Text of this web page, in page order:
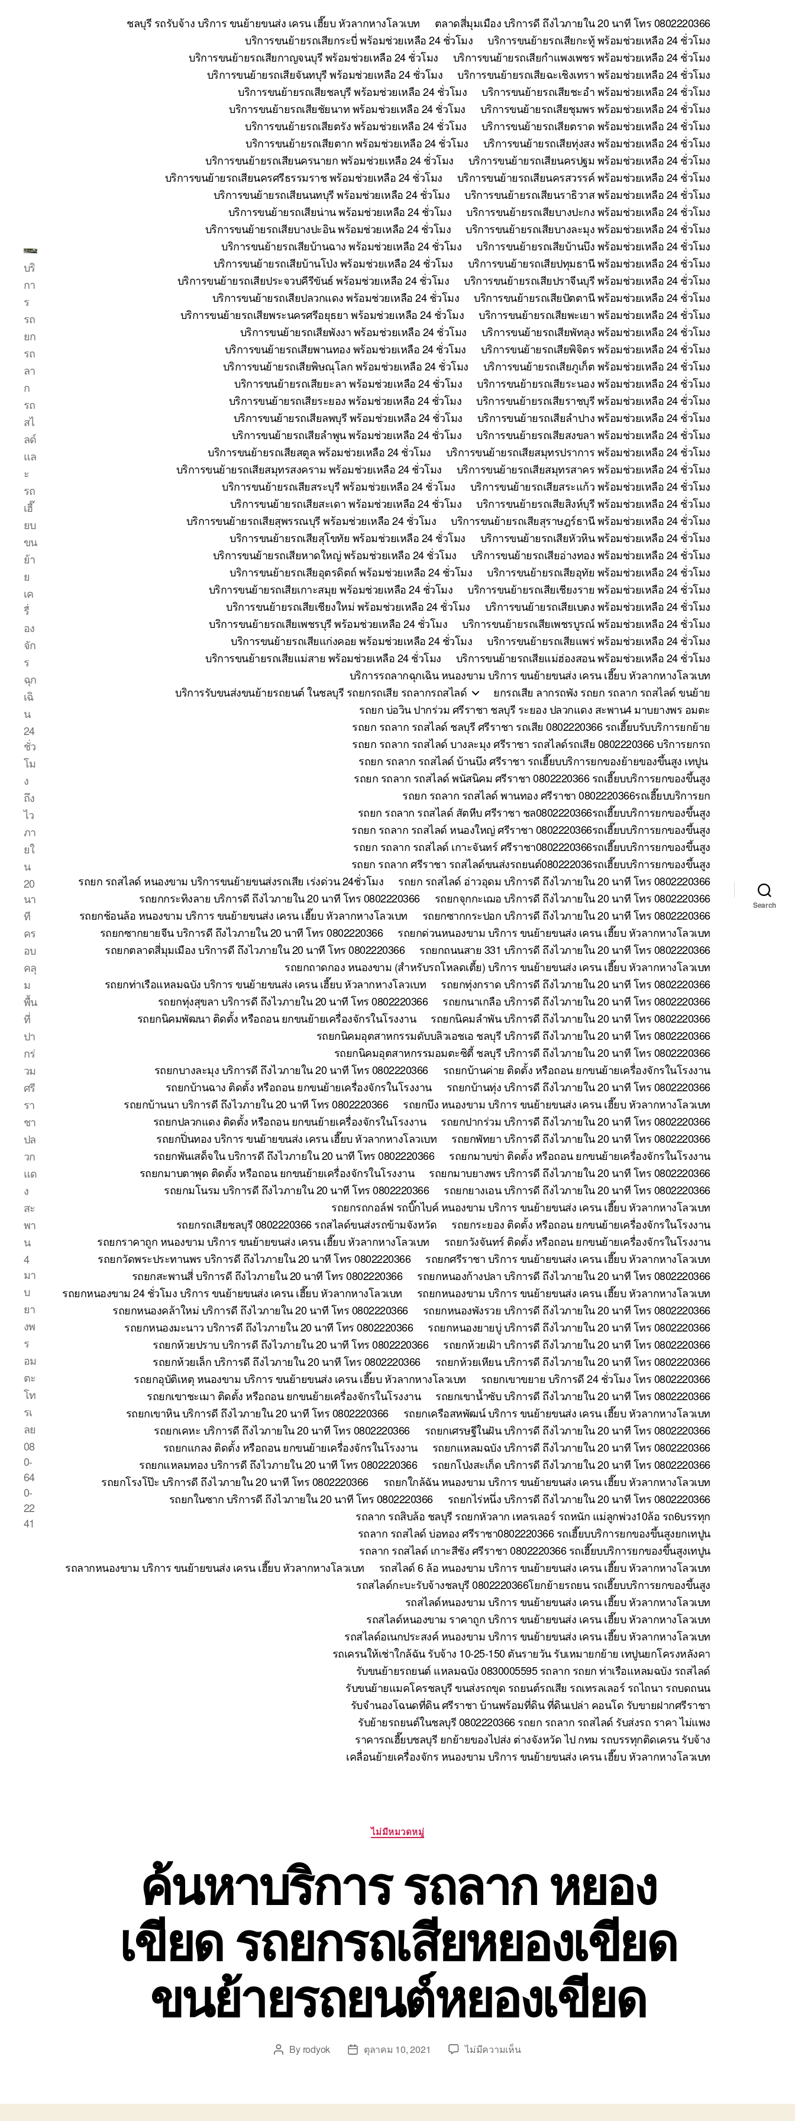
โต้ง
รถยก
บ่อ
วิน
ปาก
ร่วม
ศรีราชา
|
รถ
สไลด์
รถ
เฮี๊ยบ
24
ชม.
บริ
กา
ร
รถ
ยก
รถ
ลา
ก
รถ
สไ
ลด์
แล
ะ
รถ
เฮี๊
ยบ
ขน
ย้า
ย
เค
รื่
อง
จัก
ร
ฉุก
เฉิ
น
24
ชั่ว
โม
ง
ถึง
ไว
ภา
ยใ
น
20
นา
ที
คร
อบ
คลุ
ม
พื้น
ที่
ปา
กร่
วม
ศรี
รา
ชา
ปล
วก
แด
ง
สะ
พา
น
4
มา
บ
ยา
งพ
ร
อม
ตะ
โท
รเ
ลย
08
0-
64
0-
22
41
ชลบุรี รถรับจ้าง บริการ ขนย้ายขนส่ง เครน เฮี๊ยบ หัวลากหางโลวเบท
ตลาดสี่มุมเมือง บริการดี ถึงไวภายใน 20 นาที โทร 0802220366
บริการขนย้ายรถเสียกระบี่ พร้อมช่วยเหลือ 24 ชั่วโมง
บริการขนย้ายรถเสียกะทู้ พร้อมช่วยเหลือ 24 ชั่วโมง
บริการขนย้ายรถเสียกาญจนบุรี พร้อมช่วยเหลือ 24 ชั่วโมง
บริการขนย้ายรถเสียกำแพงเพชร พร้อมช่วยเหลือ 24 ชั่วโมง
บริการขนย้ายรถเสียจันทบุรี พร้อมช่วยเหลือ 24 ชั่วโมง
บริการขนย้ายรถเสียฉะเชิงเทรา พร้อมช่วยเหลือ 24 ชั่วโมง
บริการขนย้ายรถเสียชลบุรี พร้อมช่วยเหลือ 24 ชั่วโมง
บริการขนย้ายรถเสียชะอำ พร้อมช่วยเหลือ 24 ชั่วโมง
บริการขนย้ายรถเสียชัยนาท พร้อมช่วยเหลือ 24 ชั่วโมง
บริการขนย้ายรถเสียชุมพร พร้อมช่วยเหลือ 24 ชั่วโมง
บริการขนย้ายรถเสียตรัง พร้อมช่วยเหลือ 24 ชั่วโมง
บริการขนย้ายรถเสียตราด พร้อมช่วยเหลือ 24 ชั่วโมง
บริการขนย้ายรถเสียตาก พร้อมช่วยเหลือ 24 ชั่วโมง
บริการขนย้ายรถเสียทุ่งสง พร้อมช่วยเหลือ 24 ชั่วโมง
บริการขนย้ายรถเสียนครนายก พร้อมช่วยเหลือ 24 ชั่วโมง
บริการขนย้ายรถเสียนครปฐม พร้อมช่วยเหลือ 24 ชั่วโมง
บริการขนย้ายรถเสียนครศรีธรรมราช พร้อมช่วยเหลือ 24 ชั่วโมง
บริการขนย้ายรถเสียนครสวรรค์ พร้อมช่วยเหลือ 24 ชั่วโมง
บริการขนย้ายรถเสียนนทบุรี พร้อมช่วยเหลือ 24 ชั่วโมง
บริการขนย้ายรถเสียนราธิวาส พร้อมช่วยเหลือ 24 ชั่วโมง
บริการขนย้ายรถเสียน่าน พร้อมช่วยเหลือ 24 ชั่วโมง
บริการขนย้ายรถเสียบางปะกง พร้อมช่วยเหลือ 24 ชั่วโมง
บริการขนย้ายรถเสียบางปะอิน พร้อมช่วยเหลือ 24 ชั่วโมง
บริการขนย้ายรถเสียบางละมุง พร้อมช่วยเหลือ 24 ชั่วโมง
บริการขนย้ายรถเสียบ้านฉาง พร้อมช่วยเหลือ 24 ชั่วโมง
บริการขนย้ายรถเสียบ้านบึง พร้อมช่วยเหลือ 24 ชั่วโมง
บริการขนย้ายรถเสียบ้านโป่ง พร้อมช่วยเหลือ 24 ชั่วโมง
บริการขนย้ายรถเสียปทุมธานี พร้อมช่วยเหลือ 24 ชั่วโมง
บริการขนย้ายรถเสียประจวบคีรีขันธ์ พร้อมช่วยเหลือ 24 ชั่วโมง
บริการขนย้ายรถเสียปราจีนบุรี พร้อมช่วยเหลือ 24 ชั่วโมง
บริการขนย้ายรถเสียปลวกแดง พร้อมช่วยเหลือ 24 ชั่วโมง
บริการขนย้ายรถเสียปัตตานี พร้อมช่วยเหลือ 24 ชั่วโมง
บริการขนย้ายรถเสียพระนครศรีอยุธยา พร้อมช่วยเหลือ 24 ชั่วโมง
บริการขนย้ายรถเสียพะเยา พร้อมช่วยเหลือ 24 ชั่วโมง
บริการขนย้ายรถเสียพังงา พร้อมช่วยเหลือ 24 ชั่วโมง
บริการขนย้ายรถเสียพัทลุง พร้อมช่วยเหลือ 24 ชั่วโมง
บริการขนย้ายรถเสียพานทอง พร้อมช่วยเหลือ 24 ชั่วโมง
บริการขนย้ายรถเสียพิจิตร พร้อมช่วยเหลือ 24 ชั่วโมง
บริการขนย้ายรถเสียพิษณุโลก พร้อมช่วยเหลือ 24 ชั่วโมง
บริการขนย้ายรถเสียภูเก็ต พร้อมช่วยเหลือ 24 ชั่วโมง
บริการขนย้ายรถเสียยะลา พร้อมช่วยเหลือ 24 ชั่วโมง
บริการขนย้ายรถเสียระนอง พร้อมช่วยเหลือ 24 ชั่วโมง
บริการขนย้ายรถเสียระยอง พร้อมช่วยเหลือ 24 ชั่วโมง
บริการขนย้ายรถเสียราชบุรี พร้อมช่วยเหลือ 24 ชั่วโมง
บริการขนย้ายรถเสียลพบุรี พร้อมช่วยเหลือ 24 ชั่วโมง
บริการขนย้ายรถเสียลำปาง พร้อมช่วยเหลือ 24 ชั่วโมง
บริการขนย้ายรถเสียลำพูน พร้อมช่วยเหลือ 24 ชั่วโมง
บริการขนย้ายรถเสียสงขลา พร้อมช่วยเหลือ 24 ชั่วโมง
บริการขนย้ายรถเสียสตูล พร้อมช่วยเหลือ 24 ชั่วโมง
บริการขนย้ายรถเสียสมุทรปราการ พร้อมช่วยเหลือ 24 ชั่วโมง
บริการขนย้ายรถเสียสมุทรสงคราม พร้อมช่วยเหลือ 24 ชั่วโมง
บริการขนย้ายรถเสียสมุทรสาคร พร้อมช่วยเหลือ 24 ชั่วโมง
บริการขนย้ายรถเสียสระบุรี พร้อมช่วยเหลือ 24 ชั่วโมง
บริการขนย้ายรถเสียสระแก้ว พร้อมช่วยเหลือ 24 ชั่วโมง
บริการขนย้ายรถเสียสะเดา พร้อมช่วยเหลือ 24 ชั่วโมง
บริการขนย้ายรถเสียสิงห์บุรี พร้อมช่วยเหลือ 24 ชั่วโมง
บริการขนย้ายรถเสียสุพรรณบุรี พร้อมช่วยเหลือ 24 ชั่วโมง
บริการขนย้ายรถเสียสุราษฎร์ธานี พร้อมช่วยเหลือ 24 ชั่วโมง
บริการขนย้ายรถเสียสุโขทัย พร้อมช่วยเหลือ 24 ชั่วโมง
บริการขนย้ายรถเสียหัวหิน พร้อมช่วยเหลือ 24 ชั่วโมง
บริการขนย้ายรถเสียหาดใหญ่ พร้อมช่วยเหลือ 24 ชั่วโมง
บริการขนย้ายรถเสียอ่างทอง พร้อมช่วยเหลือ 24 ชั่วโมง
บริการขนย้ายรถเสียอุตรดิตถ์ พร้อมช่วยเหลือ 24 ชั่วโมง
บริการขนย้ายรถเสียอุทัย พร้อมช่วยเหลือ 24 ชั่วโมง
บริการขนย้ายรถเสียเกาะสมุย พร้อมช่วยเหลือ 24 ชั่วโมง
บริการขนย้ายรถเสียเชียงราย พร้อมช่วยเหลือ 24 ชั่วโมง
บริการขนย้ายรถเสียเชียงใหม่ พร้อมช่วยเหลือ 24 ชั่วโมง
บริการขนย้ายรถเสียเบตง พร้อมช่วยเหลือ 24 ชั่วโมง
บริการขนย้ายรถเสียเพชรบุรี พร้อมช่วยเหลือ 24 ชั่วโมง
บริการขนย้ายรถเสียเพชรบูรณ์ พร้อมช่วยเหลือ 24 ชั่วโมง
บริการขนย้ายรถเสียแก่งคอย พร้อมช่วยเหลือ 24 ชั่วโมง
บริการขนย้ายรถเสียแพร่ พร้อมช่วยเหลือ 24 ชั่วโมง
บริการขนย้ายรถเสียแม่สาย พร้อมช่วยเหลือ 24 ชั่วโมง
บริการขนย้ายรถเสียแม่ฮ่องสอน พร้อมช่วยเหลือ 24 ชั่วโมง
บริการรถลากฉุกเฉิน หนองขาม บริการ ขนย้ายขนส่ง เครน เฮี๊ยบ หัวลากหางโลวเบท
บริการรับขนส่งขนย้ายรถยนต์ ในชลบุรี รถยกรถเสีย รถลากรถสไลด์
ยกรถเสีย ลากรถพัง รถยก รถลาก รถสไลด์ ขนย้าย
รถยก บ่อวิน ปากร่วม ศรีราชา ชลบุรี ระยอง ปลวกแดง สะพาน4 มาบยางพร อมตะ
รถยก รถลาก รถสไลด์ ชลบุรี ศรีราชา รถเสีย 0802220366 รถเฮี๊ยบรับบริการยกย้าย
รถยก รถลาก รถสไลด์ บางละมุง ศรีราชา รถสไลด์รถเสีย 0802220366 บริการยกรถ
รถยก รถลาก รถสไลด์ บ้านบึง ศรีราชา รถเฮี๊ยบบริการยกของย้ายของขึ้นสูง เทปูน
รถยก รถลาก รถสไลด์ พนัสนิคม ศรีราชา 0802220366 รถเฮี๊ยบบริการยกของขึ้นสูง
รถยก รถลาก รถสไลด์ พานทอง ศรีราชา 0802220366รถเฮี๊ยบบริการยก
รถยก รถลาก รถสไลด์ สัตหีบ ศรีราชา ชล0802220366รถเฮี๊ยบบริการยกของขึ้นสูง
รถยก รถลาก รถสไลด์ หนองใหญ่ ศรีราชา 0802220366รถเฮี๊ยบบริการยกของขึ้นสูง
รถยก รถลาก รถสไลด์ เกาะจันทร์ ศรีราชา0802220366รถเฮี๊ยบบริการยกของขึ้นสูง
รถยก รถลาก ศรีราชา รถสไลด์ขนส่งรถยนต์080222036รถเฮี๊ยบบริการยกของขึ้นสูง
รถยก รถสไลด์ หนองขาม บริการขนย้ายขนส่งรถเสีย เร่งด่วน 24ชั่วโมง
รถยก รถสไลด์ อ่าวอุดม บริการดี ถึงไวภายใน 20 นาที โทร 0802220366
รถยกกระทิงลาย บริการดี ถึงไวภายใน 20 นาที โทร 0802220366
รถยกจุกกะเฌอ บริการดี ถึงไวภายใน 20 นาที โทร 0802220366
รถยกช้อนล้อ หนองขาม บริการ ขนย้ายขนส่ง เครน เฮี๊ยบ หัวลากหางโลวเบท
รถยกซากกระปอก บริการดี ถึงไวภายใน 20 นาที โทร 0802220366
รถยกซากยายจีน บริการดี ถึงไวภายใน 20 นาที โทร 0802220366
รถยกด่วนหนองขาม บริการ ขนย้ายขนส่ง เครน เฮี๊ยบ หัวลากหางโลวเบท
รถยกตลาดสี่มุมเมือง บริการดี ถึงไวภายใน 20 นาที โทร 0802220366
รถยกถนนสาย 331 บริการดี ถึงไวภายใน 20 นาที โทร 0802220366
รถยกถาดกอง หนองขาม (สำหรับรถโหลดเตี้ย) บริการ ขนย้ายขนส่ง เครน เฮี๊ยบ หัวลากหางโลวเบท
รถยกท่าเรือแหลมฉบัง บริการ ขนย้ายขนส่ง เครน เฮี๊ยบ หัวลากหางโลวเบท
รถยกทุ่งกราด บริการดี ถึงไวภายใน 20 นาที โทร 0802220366
รถยกทุ่งสุขลา บริการดี ถึงไวภายใน 20 นาที โทร 0802220366
รถยกนาเกลือ บริการดี ถึงไวภายใน 20 นาที โทร 0802220366
รถยกนิคมพัฒนา ติดตั้ง หรือถอน ยกขนย้ายเครื่องจักรในโรงงาน
รถยกนิคมลำพัน บริการดี ถึงไวภายใน 20 นาที โทร 0802220366
รถยกนิคมอุตสาหกรรมดับบลิวเอชเอ ชลบุรี บริการดี ถึงไวภายใน 20 นาที โทร 0802220366
รถยกนิคมอุตสาหกรรมอมตะซิตี้ ชลบุรี บริการดี ถึงไวภายใน 20 นาที โทร 0802220366
รถยกบางละมุง บริการดี ถึงไวภายใน 20 นาที โทร 0802220366
รถยกบ้านค่าย ติดตั้ง หรือถอน ยกขนย้ายเครื่องจักรในโรงงาน
รถยกบ้านฉาง ติดตั้ง หรือถอน ยกขนย้ายเครื่องจักรในโรงงาน
รถยกบ้านทุ่ง บริการดี ถึงไวภายใน 20 นาที โทร 0802220366
รถยกบ้านนา บริการดี ถึงไวภายใน 20 นาที โทร 0802220366
รถยกบึง หนองขาม บริการ ขนย้ายขนส่ง เครน เฮี๊ยบ หัวลากหางโลวเบท
รถยกปลวกแดง ติดตั้ง หรือถอน ยกขนย้ายเครื่องจักรในโรงงาน
รถยกปากร่วม บริการดี ถึงไวภายใน 20 นาที โทร 0802220366
รถยกปิ่นทอง บริการ ขนย้ายขนส่ง เครน เฮี๊ยบ หัวลากหางโลวเบท
รถยกพัทยา บริการดี ถึงไวภายใน 20 นาที โทร 0802220366
รถยกพันเสด็จใน บริการดี ถึงไวภายใน 20 นาที โทร 0802220366
รถยกมาบข่า ติดตั้ง หรือถอน ยกขนย้ายเครื่องจักรในโรงงาน
รถยกมาบตาพุด ติดตั้ง หรือถอน ยกขนย้ายเครื่องจักรในโรงงาน
รถยกมาบยางพร บริการดี ถึงไวภายใน 20 นาที โทร 0802220366
รถยกมโนรม บริการดี ถึงไวภายใน 20 นาที โทร 0802220366
รถยกยางเอน บริการดี ถึงไวภายใน 20 นาที โทร 0802220366
รถยกรถกอล์ฟ รถบิ๊กไบค์ หนองขาม บริการ ขนย้ายขนส่ง เครน เฮี๊ยบ หัวลากหางโลวเบท
รถยกรถเสียชลบุรี 0802220366 รถสไลด์ขนส่งรถข้ามจังหวัด
รถยกระยอง ติดตั้ง หรือถอน ยกขนย้ายเครื่องจักรในโรงงาน
รถยกราคาถูก หนองขาม บริการ ขนย้ายขนส่ง เครน เฮี๊ยบ หัวลากหางโลวเบท
รถยกวังจันทร์ ติดตั้ง หรือถอน ยกขนย้ายเครื่องจักรในโรงงาน
รถยกวัดพระประทานพร บริการดี ถึงไวภายใน 20 นาที โทร 0802220366
รถยกศรีราชา บริการ ขนย้ายขนส่ง เครน เฮี๊ยบ หัวลากหางโลวเบท
รถยกสะพานสี่ บริการดี ถึงไวภายใน 20 นาที โทร 0802220366
รถยกหนองก้างปลา บริการดี ถึงไวภายใน 20 นาที โทร 0802220366
รถยกหนองขาม 24 ชั่วโมง บริการ ขนย้ายขนส่ง เครน เฮี๊ยบ หัวลากหางโลวเบท
รถยกหนองขาม บริการ ขนย้ายขนส่ง เครน เฮี๊ยบ หัวลากหางโลวเบท
รถยกหนองคล้าใหม่ บริการดี ถึงไวภายใน 20 นาที โทร 0802220366
รถยกหนองพังรวย บริการดี ถึงไวภายใน 20 นาที โทร 0802220366
รถยกหนองมะนาว บริการดี ถึงไวภายใน 20 นาที โทร 0802220366
รถยกหนองยายบู่ บริการดี ถึงไวภายใน 20 นาที โทร 0802220366
รถยกห้วยปราบ บริการดี ถึงไวภายใน 20 นาที โทร 0802220366
รถยกห้วยเฝ้า บริการดี ถึงไวภายใน 20 นาที โทร 0802220366
รถยกห้วยเล็ก บริการดี ถึงไวภายใน 20 นาที โทร 0802220366
รถยกห้วยเหียน บริการดี ถึงไวภายใน 20 นาที โทร 0802220366
รถยกอุบัติเหตุ หนองขาม บริการ ขนย้ายขนส่ง เครน เฮี๊ยบ หัวลากหางโลวเบท
รถยกเขาขยาย บริการดี 24 ชั่วโมง โทร 0802220366
รถยกเขาชะเมา ติดตั้ง หรือถอน ยกขนย้ายเครื่องจักรในโรงงาน
รถยกเขาน้ำซับ บริการดี ถึงไวภายใน 20 นาที โทร 0802220366
รถยกเขาหิน บริการดี ถึงไวภายใน 20 นาที โทร 0802220366
รถยกเครือสหพัฒน์ บริการ ขนย้ายขนส่ง เครน เฮี๊ยบ หัวลากหางโลวเบท
รถยกเคหะ บริการดี ถึงไวภายใน 20 นาที โทร 0802220366
รถยกเศรษฐีในฝัน บริการดี ถึงไวภายใน 20 นาที โทร 0802220366
รถยกแกลง ติดตั้ง หรือถอน ยกขนย้ายเครื่องจักรในโรงงาน
รถยกแหลมฉบัง บริการดี ถึงไวภายใน 20 นาที โทร 0802220366
รถยกแหลมทอง บริการดี ถึงไวภายใน 20 นาที โทร 0802220366
รถยกโป่งสะเก็ด บริการดี ถึงไวภายใน 20 นาที โทร 0802220366
รถยกโรงโป๊ะ บริการดี ถึงไวภายใน 20 นาที โทร 0802220366
รถยกใกล้ฉัน หนองขาม บริการ ขนย้ายขนส่ง เครน เฮี๊ยบ หัวลากหางโลวเบท
รถยกในซาก บริการดี ถึงไวภายใน 20 นาที โทร 0802220366
รถยกไร่หนึ่ง บริการดี ถึงไวภายใน 20 นาที โทร 0802220366
รถลาก รถสิบล้อ ชลบุรี รถยกหัวลาก เทลรเลอร์ รถหนัก แม่ลูกพ่วง10ล้อ รถ6บรรทุก
รถลาก รถสไลด์ บ่อทอง ศรีราชา0802220366 รถเฮี๊ยบบริการยกของขึ้นสูงยกเทปูน
รถลาก รถสไลด์ เกาะสีชัง ศรีราชา 0802220366 รถเฮี๊ยบบริการยกของขึ้นสูงเทปูน
รถลากหนองขาม บริการ ขนย้ายขนส่ง เครน เฮี๊ยบ หัวลากหางโลวเบท
รถสไลด์ 6 ล้อ หนองขาม บริการ ขนย้ายขนส่ง เครน เฮี๊ยบ หัวลากหางโลวเบท
รถสไลด์กะบะรับจ้างชลบุรี 0802220366โยกย้ายรถยน รถเฮี๊ยบบริการยกของขึ้นสูง
รถสไลด์หนองขาม บริการ ขนย้ายขนส่ง เครน เฮี๊ยบ หัวลากหางโลวเบท
รถสไลด์หนองขาม ราคาถูก บริการ ขนย้ายขนส่ง เครน เฮี๊ยบ หัวลากหางโลวเบท
รถสไลด์อเนกประสงค์ หนองขาม บริการ ขนย้ายขนส่ง เครน เฮี๊ยบ หัวลากหางโลวเบท
รถเครนให้เช่าใกล้ฉัน รับจ้าง 10-25-150 ตันรายวัน รับเหมายกย้าย เทปูนยกโครงหลังคา
รับขนย้ายรถยนต์ แหลมฉบัง 0830005595 รถลาก รถยก ท่าเรือแหลมฉบัง รถสไลด์
รับขนย้ายแมคโครชลบุรี ขนส่งรถขุด รถยนต์รถเสีย รถเทรลเลอร์ รถไถนา รถบดถนน
รับจำนองโฉนดที่ดิน ศรีราชา บ้านพร้อมที่ดิน ที่ดินเปล่า คอนโด รับขายฝากศรีราชา
รับย้ายรถยนต์ในชลบุรี 0802220366 รถยก รถลาก รถสไลด์ รับส่งรถ ราคา ไม่แพง
ราคารถเฮี๊ยบชลบุรี ยกย้ายของไปส่ง ต่างจังหวัด ไป กทม รถบรรทุกติดเครน รับจ้าง
เคลื่อนย้ายเครื่องจักร หนองขาม บริการ ขนย้ายขนส่ง เครน เฮี๊ยบ หัวลากหางโลวเบท
Search
Categories
ไม่มีหมวดหมู่
ค้นหาบริการ รถลาก หยอง
เขียด รถยกรถเสียหยองเขียด
ขนย้ายรถยนต์หยองเขียด
Post
By rodyok
Postตุลาคม 10, 2021 ไม่มีความเห็นบน
ลาก